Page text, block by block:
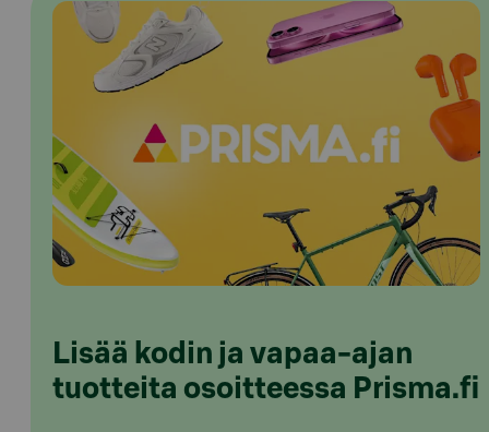
Lisää kodin ja vapaa-ajan
tuotteita osoitteessa Prisma.fi